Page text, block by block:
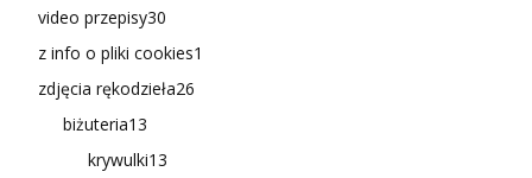
video przepisy30
z info o pliki cookies1
zdjęcia rękodzieła26
biżuteria13
krywulki13